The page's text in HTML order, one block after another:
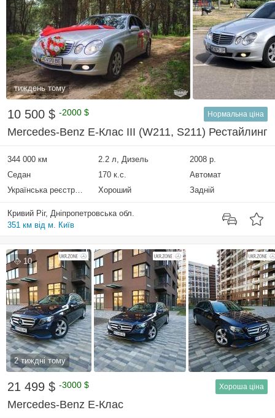
тиждень тому
10 500 $ -2000 $ Нормальна ціна
Mercedes-Benz E-Клас III (W211, S211) Рестайлинг
344 000 км 2.2 л, Дизель
2008 р.
Седан
170 к.с.
Автомат
Українська реєстрація
Хороший Задній
Кривий Ріг, Дніпропетровська обл.
351 км від м. Київ
10
2 тиждні тому
21 499 $ -3000 $ Хороша ціна
Mercedes-Benz E-Клас